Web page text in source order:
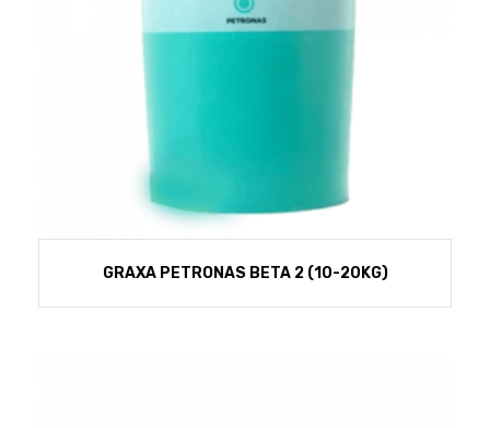
GRAXA PETRONAS BETA 2 (10-20KG)